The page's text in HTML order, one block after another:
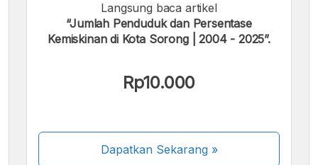
Langsung baca artikel
“Jumlah Penduduk dan Persentase
Kemiskinan di Kota Sorong | 2004 - 2025”.
Rp10.000
Dapatkan Sekarang»